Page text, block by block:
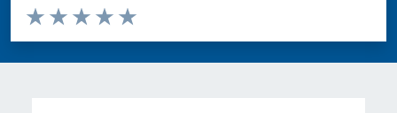
Valuta da 1 a 5 stelle la pagina
Valuta 5 stelle su 5
Valuta 4 stelle su 5
Valuta 3 stelle su 5
Valuta 2 stelle su 5
Valuta 1 stelle su 5